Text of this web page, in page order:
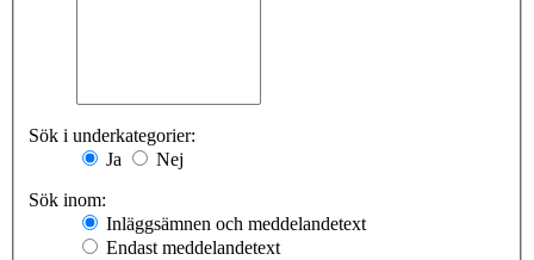
Sök i underkategorier:
Ja
Nej
Sök inom:
Inläggsämnen och meddelandetext
Endast meddelandetext